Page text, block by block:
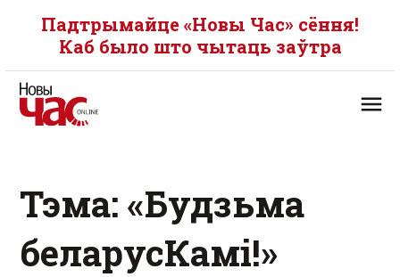
Падтрымайце «Новы Час» сёння!
Каб было што чытаць заўтра
Тэма: «Будзьма
беларусКамі!»